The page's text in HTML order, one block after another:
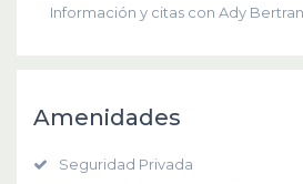
Información y citas con Ady
Amenidades
Seguridad Privada